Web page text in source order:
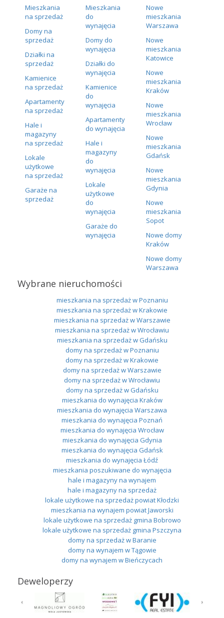
Mieszkania
na sprzedaż
Domy na
sprzedaż
Działki na
sprzedaż
Kamienice
na sprzedaż
Apartamenty
na sprzedaż
Hale i
magazyny
na sprzedaż
Lokale
użytkowe
na sprzedaż
Garaże na
sprzedaż
Mieszkania
do
wynajęcia
Domy do
wynajęcia
Działki do
wynajęcia
Kamienice
do
wynajęcia
Apartamenty
do wynajęcia
Hale i
magazyny
do
wynajęcia
Lokale
użytkowe
do
wynajęcia
Garaże do
wynajęcia
Nowe
mieszkania
Warszawa
Nowe
mieszkania
Katowice
Nowe
mieszkania
Kraków
Nowe
mieszkania
Wrocław
Nowe
mieszkania
Gdańsk
Nowe
mieszkania
Gdynia
Nowe
mieszkania
Sopot
Nowe domy
Kraków
Nowe domy
Warszawa
Wybrane nieruchomości
mieszkania na sprzedaż w Poznaniu
mieszkania na sprzedaż w Krakowie
mieszkania na sprzedaż w Warszawie
mieszkania na sprzedaż w Wrocławiu
mieszkania na sprzedaż w Gdańsku
domy na sprzedaż w Poznaniu
domy na sprzedaż w Krakowie
domy na sprzedaż w Warszawie
domy na sprzedaż w Wrocławiu
domy na sprzedaż w Gdańsku
mieszkania do wynajęcia Kraków
mieszkania do wynajęcia Warszawa
mieszkania do wynajęcia Poznań
mieszkania do wynajęcia Wrocław
mieszkania do wynajęcia Gdynia
mieszkania do wynajęcia Gdańsk
mieszkania do wynajęcia Łódź
mieszkania poszukiwane do wynajęcia
hale i magazyny na wynajem
hale i magazyny na sprzedaż
lokale użytkowe na sprzedaż powiat Kłodzki
mieszkania na wynajem powiat Jaworski
lokale użytkowe na sprzedaż gmina Bobrowo
lokale użytkowe na sprzedaż gmina Pszczyna
domy na sprzedaż w Baranie
domy na wynajem w Tągowie
domy na wynajem w Bieńczycach
Deweloperzy